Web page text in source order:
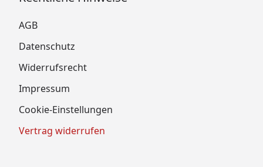
AGB
Datenschutz
Widerrufsrecht
Impressum
Cookie-Einstellungen
Vertrag widerrufen